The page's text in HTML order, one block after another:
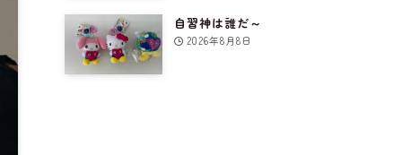
自習神は誰だ～
2026年8月8日